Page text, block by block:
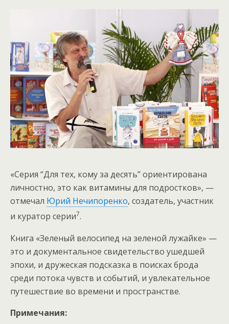
«Серия “Для тех, кому за десять” ориентирована
личностно, это как витамины для подростков», —
отмечал Юрий Нечипоренко, создатель, участник
и куратор серии7.
Книга «Зеленый велосипед на зеленой лужайке» —
это и документальное свидетельство ушедшей
эпохи, и дружеская подсказка в поисках брода
среди потока чувств и событий, и увлекательное
путешествие во времени и пространстве.
Примечания: